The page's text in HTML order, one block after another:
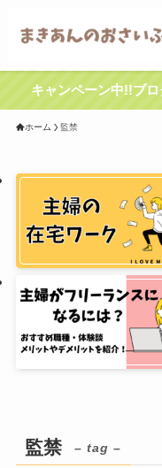
キャンペーン中!!ブ
ホーム 監禁
監禁 – tag –